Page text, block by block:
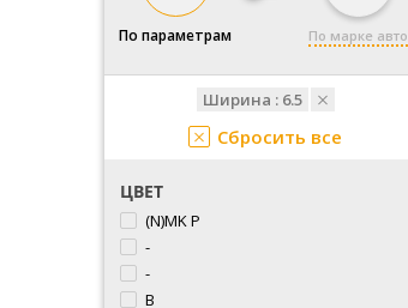
По параметрам По марке авто
Ширина : 6.5
Сбросить все
ЦВЕТ
(N)MK P
-
-
B